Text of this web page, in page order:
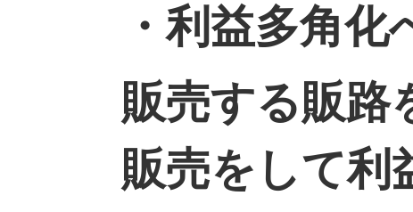
・利益多角
販売する販路
販売をして利